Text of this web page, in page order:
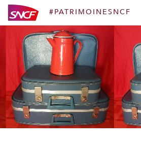
Aller au contenu
#PATRIMOINESNCF